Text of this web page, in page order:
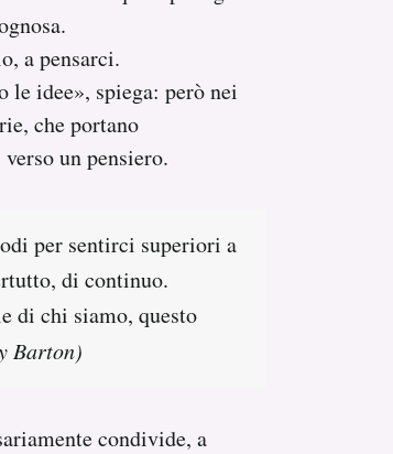
a pensarci.
le idee», spiega: però nei
che portano
un pensiero.
per sentirci superiori a
di continuo.
di chi siamo, questo
Barton)
condivide, a